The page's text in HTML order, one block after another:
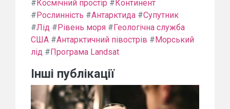
# Космічний простір # Континент
# Рослинність #Антарктида #Супутник
#Лід # Рівень моря # Геологічна служба
США #Антарктичний півострів # Морський
лід # Програма Landsat
Інші публікації